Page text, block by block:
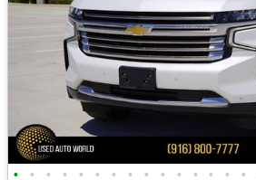
• • • • • • • • • • • • • • •